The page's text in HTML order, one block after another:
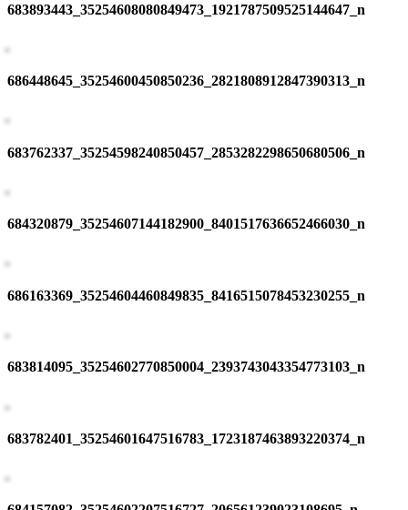
683893443_35254608080849473_1921787509525144647_n
686448645_35254600450850236_2821808912847390313_n
683762337_35254598240850457_2853282298650680506_n
684320879_35254607144182900_8401517636652466030_n
686163369_35254604460849835_8416515078453230255_n
683814095_35254602770850004_2393743043354773103_n
683782401_35254601647516783_1723187463893220374_n